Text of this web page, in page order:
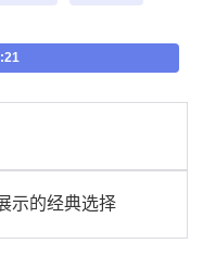
示的经典选择